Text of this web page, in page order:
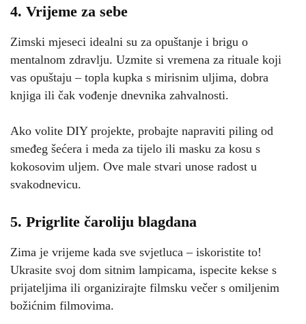
4. Vrijeme za sebe
Zimski mjeseci idealni su za opuštanje i brigu o
mentalnom zdravlju. Uzmite si vremena za rituale koji
vas opuštaju – topla kupka s mirisnim uljima, dobra
knjiga ili čak vođenje dnevnika zahvalnosti.
Ako volite DIY projekte, probajte napraviti piling od
smeđeg šećera i meda za tijelo ili masku za kosu s
kokosovim uljem. Ove male stvari unose radost u
svakodnevicu.
5. Prigrlite čaroliju blagdana
Zima je vrijeme kada sve svjetluca – iskoristite to!
Ukrasite svoj dom sitnim lampicama, ispecite kekse s
prijateljima ili organizirajte filmsku večer s omiljenim
božićnim filmovima.